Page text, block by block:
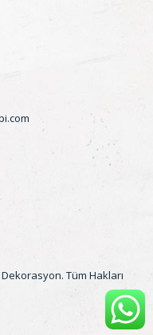
Tüm Hakları